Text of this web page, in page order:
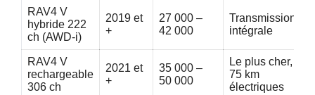
RAV4 V
hybride 222
ch (AWD-i)
2019 et
+
27 000 –
42 000
Transmission
intégrale
RAV4 V
rechargeable
306 ch
2021 et
+
35 000 –
50 000
Le plus cher,
75 km
électriques